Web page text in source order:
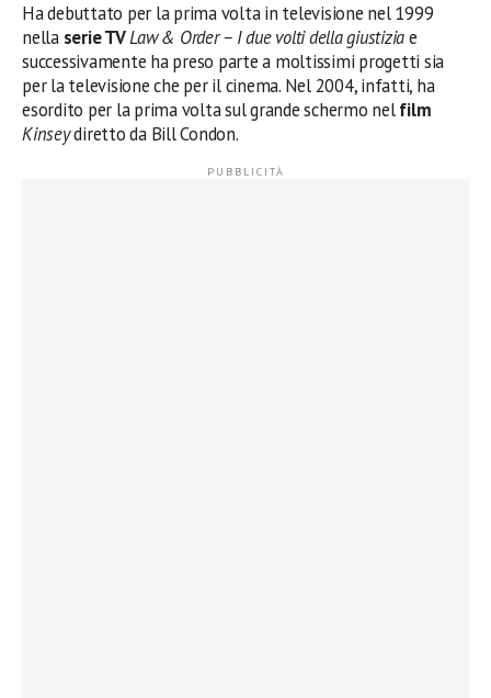
Ha debuttato per la prima volta in televisione nel 1999
nella serie TVLaw & Order – I due volti della giustiziae
successivamente ha preso parte a moltissimi progetti sia
per la televisione che per il cinema. Nel 2004, infatti, ha
esordito per la prima volta sul grande schermo nelfilm
Kinseydiretto da Bill Condon.